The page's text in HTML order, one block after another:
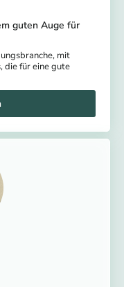
guten Auge für
mit
die für eine gute